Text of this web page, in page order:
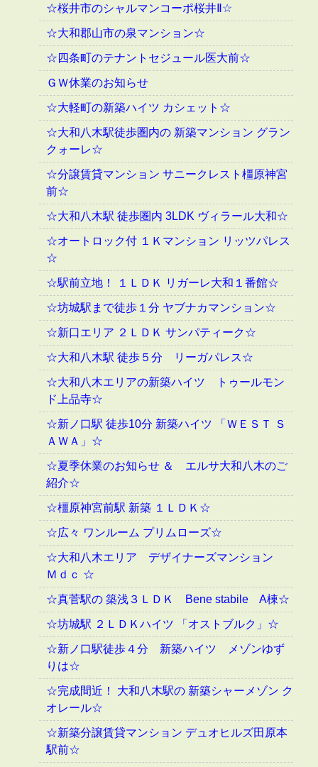
☆桜井市のシャルマンコーポ桜井Ⅱ☆
☆大和郡山市の泉マンション☆
☆四条町のテナントセジュール医大前☆
ＧＷ休業のお知らせ
☆大軽町の新築ハイツ カシェット☆
☆大和八木駅徒歩圏内の 新築マンション グラン
クォーレ☆
☆分譲賃貸マンション サニークレスト橿原神宮
前☆
☆大和八木駅 徒歩圏内 3LDK ヴィラール大和☆
☆オートロック付 １Ｋマンション リッツパレス
☆
☆駅前立地！ １ＬＤＫ リガーレ大和１番館☆
☆坊城駅まで徒歩１分 ヤブナカマンション☆
☆新口エリア ２ＬＤＫ サンパティーク☆
☆大和八木駅 徒歩５分 リーガパレス☆
☆大和八木エリアの新築ハイツ トゥールモン
ド上品寺☆
☆新ノ口駅 徒歩10分 新築ハイツ 「ＷＥＳＴ Ｓ
ＡＷＡ」☆
☆夏季休業のお知らせ ＆ エルサ大和八木のご
紹介☆
☆橿原神宮前駅 新築 １ＬＤＫ☆
☆広々 ワンルーム プリムローズ☆
☆大和八木エリア デザイナーズマンション
Ｍｄｃ ☆
☆真菅駅の 築浅３ＬＤＫ Bene stabile A棟☆
☆坊城駅 ２ＬＤＫハイツ 「オストブルク」☆
☆新ノ口駅徒歩４分 新築ハイツ メゾンゆず
りは☆
☆完成間近！ 大和八木駅の 新築シャーメゾン ク
オレール☆
☆新築分譲賃貸マンション デュオヒルズ田原本
駅前☆